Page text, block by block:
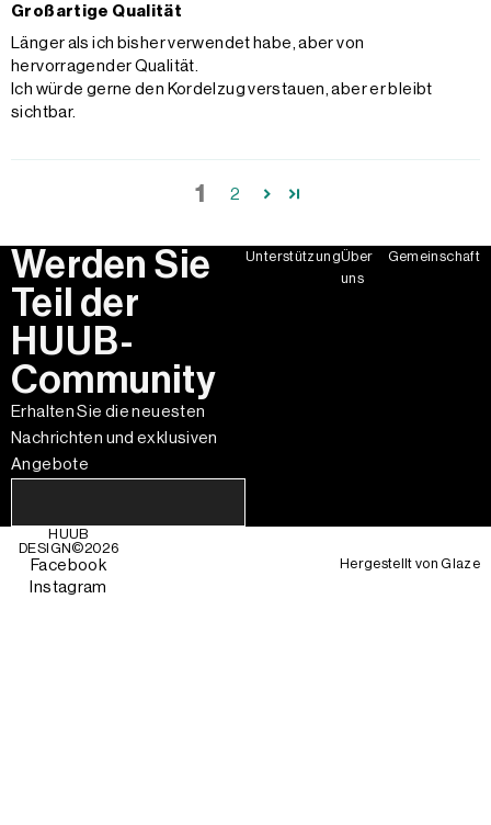
Großartige Qualität
Länger als ich bisher verwendet habe, aber von
hervorragender Qualität.
Ich würde gerne den Kordelzug verstauen, aber er bleibt
sichtbar.
1 2
Werden Sie
Teil der
HUUB-
Community
Erhalten Sie die neuesten
Nachrichten und exklusiven
Angebote
UnterstützungÜber
uns
Gemeinschaft
HUUB
DESIGN©2026
Facebook
Instagram
Hergestellt vonGlaze